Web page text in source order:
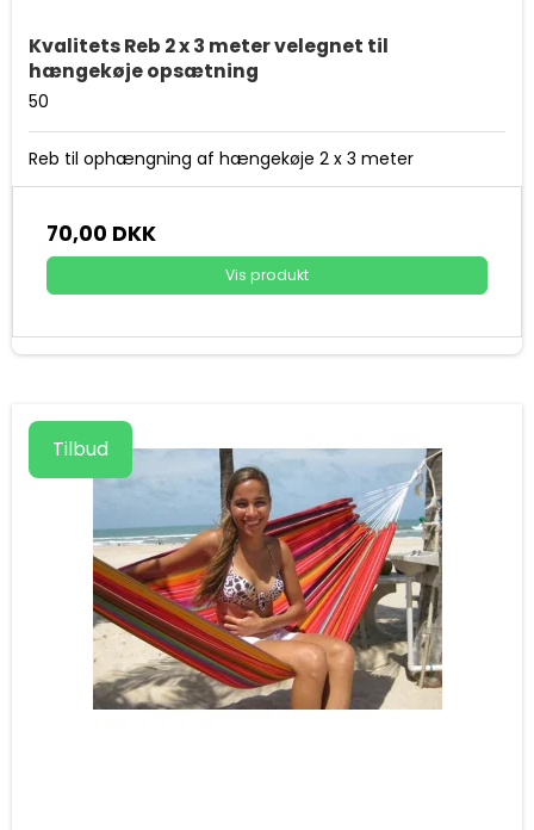
Kvalitets Reb 2 x 3 meter velegnet til
hængekøje opsætning
50
Reb til ophængning af hængekøje 2 x 3 meter
70,00 DKK
Vis produkt
Tilbud